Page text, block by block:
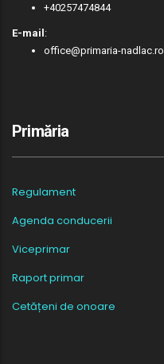
+40257474844
E-mail:
office@primaria-nadlac.ro
Primăria
Regulament
Agenda conducerii
Viceprimar
Raport primar
Cetățeni de onoare